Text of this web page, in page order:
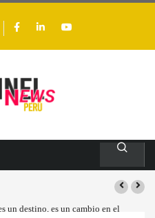
un destino, es un cambio en el